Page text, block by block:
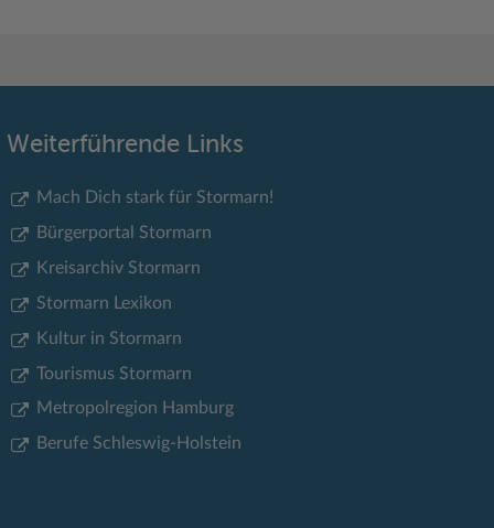
Weiterführende Links
Mach Dich stark für Stormarn!
Bürgerportal Stormarn
Kreisarchiv Stormarn
Stormarn Lexikon
Kultur in Stormarn
Tourismus Stormarn
Metropolregion Hamburg
Berufe Schleswig-Holstein